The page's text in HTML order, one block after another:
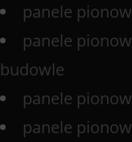
panele
panele
budowle
panele
panele